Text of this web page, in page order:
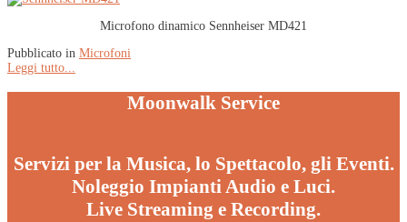
Microfono dinamico Sennheiser MD421
Pubblicato in Microfoni
Leggi tutto...
Moonwalk Service
Servizi per la Musica, lo Spettacolo, gli Eventi.
Noleggio Impianti Audio e Luci.
Live Streaming e Recording.